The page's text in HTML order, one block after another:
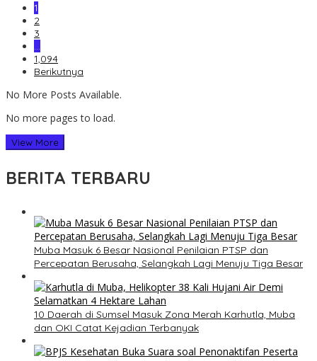
1
2
3
…
1,094
Berikutnya
No More Posts Available.
No more pages to load.
View More
BERITA TERBARU
Muba Masuk 6 Besar Nasional Penilaian PTSP dan
Percepatan Berusaha, Selangkah Lagi Menuju Tiga Besar
10 Daerah di Sumsel Masuk Zona Merah Karhutla, Muba
dan OKI Catat Kejadian Terbanyak